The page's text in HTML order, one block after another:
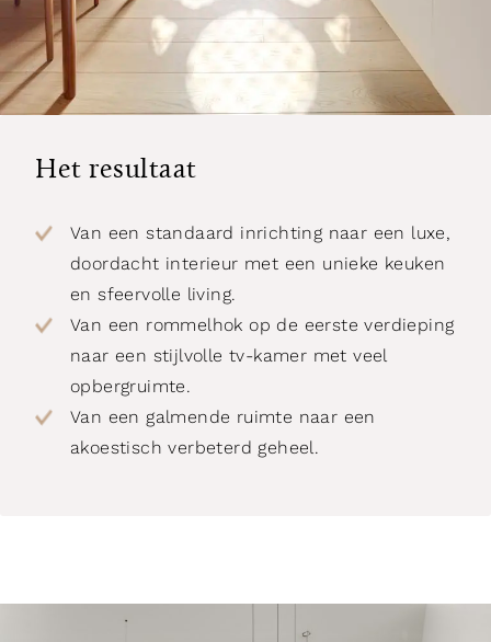
Het resultaat
Van een standaard inrichting naar een luxe,
doordacht interieur met een unieke keuken
en sfeervolle living.
Van een rommelhok op de eerste verdieping
naar een stijlvolle tv-kamer met veel
opbergruimte.
Van een galmende ruimte naar een
akoestisch verbeterd geheel.